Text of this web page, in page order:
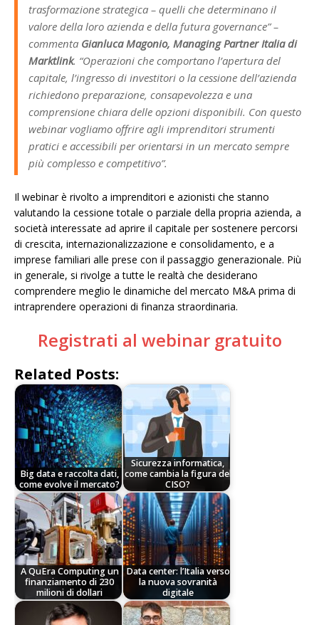
trasformazione strategica – quelli che determinano il
valore della loro azienda e della futura governance”–
commenta Gianluca Magonio, Managing Partner Italia di
Marktlink. “Operazioni che comportano l’apertura del
capitale, l’ingresso di investitori o la cessione dell’azienda
richiedono preparazione, consapevolezza e una
comprensione chiara delle opzioni disponibili. Con questo
webinar vogliamo offrire agli imprenditori strumenti
pratici e accessibili per orientarsi in un mercato sempre
più complesso e competitivo”.
Il webinar è rivolto a imprenditori e azionisti che stanno
valutando la cessione totale o parziale della propria azienda, a
società interessate ad aprire il capitale per sostenere percorsi
di crescita, internazionalizzazione e consolidamento, e a
imprese familiari alle prese con il passaggio generazionale. Più
in generale, si rivolge a tutte le realtà che desiderano
comprendere meglio le dinamiche del mercato M&A prima di
intraprendere operazioni di finanza straordinaria.
Registrati al webinar gratuito
Related Posts:
Big data e raccolta dati,
come evolve il mercato?
Sicurezza informatica,
come cambia la figura del
CISO?
A QuEra Computing un
finanziamento di 230
milioni di dollari
Data center: l’Italia verso
la nuova sovranità
digitale